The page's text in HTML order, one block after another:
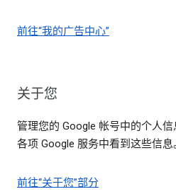
前往“我的广告中心”
关于您
管理您的 Google 帐号中的个人
各项 Google 服务中看到这些信息
前往“关于您”部分